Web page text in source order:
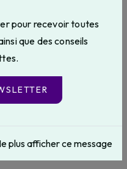
pour recevoir toutes
que des conseils
plus afficher ce message